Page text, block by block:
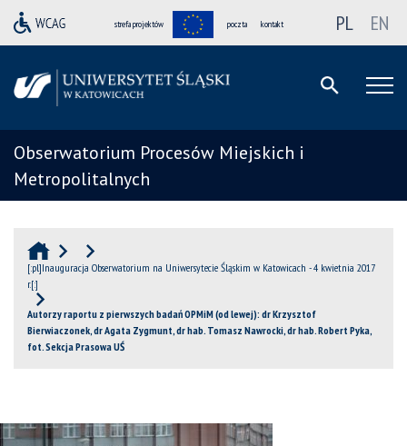
strefa projektów poczta kontakt PL EN
Obserwatorium Procesów Miejskich i
Metropolitalnych
[:pl]Inauguracja Obserwatorium na Uniwersytecie Śląskim w Katowicach - 4 kwietnia 2017
r.[:]
Autorzy raportu z pierwszych badań OPMiM (od lewej): dr Krzysztof
Bierwiaczonek, dr Agata Zygmunt, dr hab. Tomasz Nawrocki, dr hab. Robert Pyka,
fot. Sekcja Prasowa UŚ